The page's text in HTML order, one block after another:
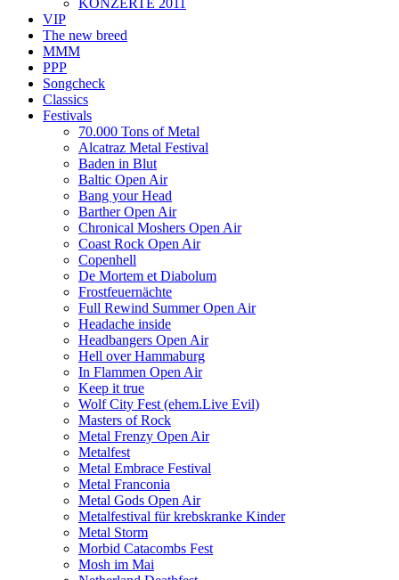
KONZERTE 2011
VIP
The new breed
MMM
PPP
Songcheck
Classics
Festivals
70.000 Tons of Metal
Alcatraz Metal Festival
Baden in Blut
Baltic Open Air
Bang your Head
Barther Open Air
Chronical Moshers Open Air
Coast Rock Open Air
Copenhell
De Mortem et Diabolum
Frostfeuernächte
Full Rewind Summer Open Air
Headache inside
Headbangers Open Air
Hell over Hammaburg
In Flammen Open Air
Keep it true
Wolf City Fest (ehem.Live Evil)
Masters of Rock
Metal Frenzy Open Air
Metalfest
Metal Embrace Festival
Metal Franconia
Metal Gods Open Air
Metalfestival für krebskranke Kinder
Metal Storm
Morbid Catacombs Fest
Mosh im Mai